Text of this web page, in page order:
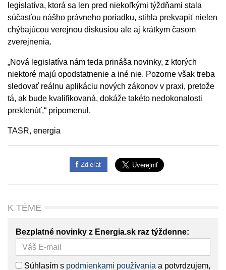
legislatíva, ktorá sa len pred niekoľkými týždňami stala
súčasťou nášho právneho poriadku, stihla prekvapiť nielen
chýbajúcou verejnou diskusiou ale aj krátkym časom
zverejnenia.
„Nová legislatíva nám teda prináša novinky, z ktorých
niektoré majú opodstatnenie a iné nie. Pozorne však treba
sledovať reálnu aplikáciu nových zákonov v praxi, pretože
tá, ak bude kvalifikovaná, dokáže takéto nedokonalosti
preklenúť,“ pripomenul.
TASR, energia
Zdieľať
K TÉME
Bezplatné novinky z Energia.sk raz týždenne:
Súhlasím s podmienkami používania a potvrdzujem,